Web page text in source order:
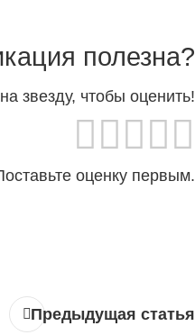
полезна?
звезду, чтобы оценить!
оценку первым.
Предыдущая статья